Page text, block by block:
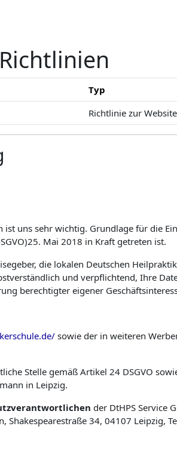
Typ
Richtlinie zur Website
uns sehr wichtig. Grundlage für die
Mai 2018 in Kraft getreten ist.
die lokalen Deutschen
und verpflichtend, Ihre
berechtigter eigener
sowie der in weiteren
Stelle gemäß Artikel 24 DSGVO
in Leipzig.
der DtHPS Service
Shakespearestraße 34, 04107 Leipzig,